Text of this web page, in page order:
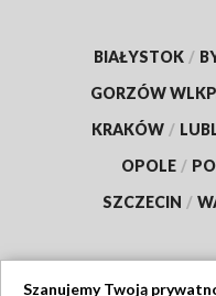
BIAŁYSTOK /
GORZÓW
KRAKÓW /
OPOLE /
SZCZECIN /
Szanujemy Twoją